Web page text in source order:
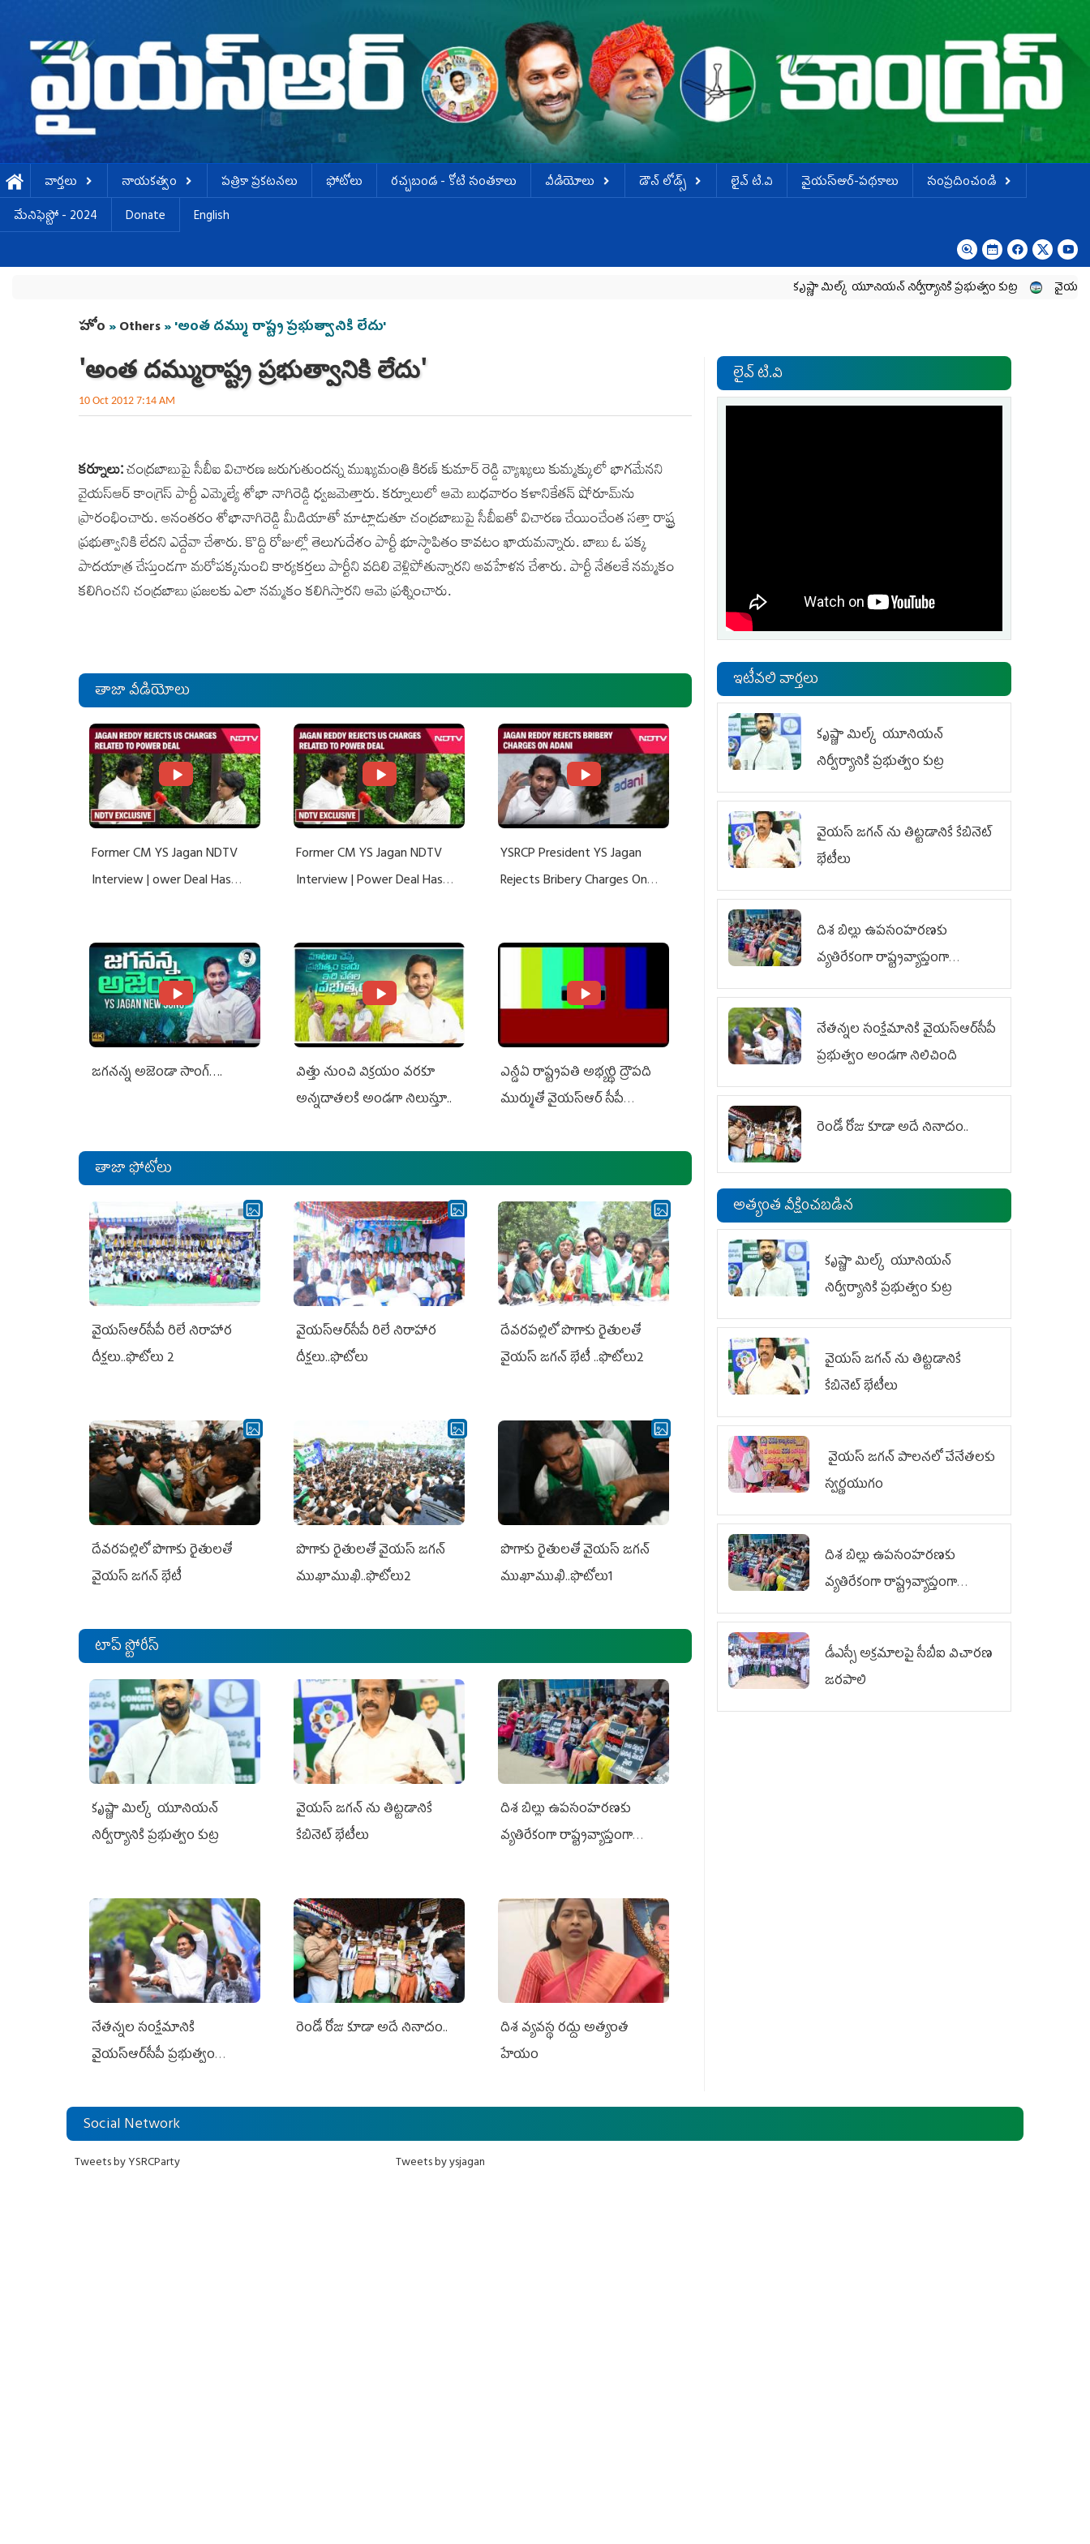
వార్తలు నాయకత్వం పత్రికా ప్రకటనలు ఫోటోలు ర‌చ్చ‌బండ‌ - కోటి సంత‌కాలు వీడియోలు డౌన్ లోడ్స్ లైవ్ టి.వి వైయస్ఆర్-పథకాలు
సంప్రదించండి
మేనిఫెస్టో - 2024
Donate English
కృష్ణా మిల్క్‌ యూనియన్‌ నిర్వీర్యానికి ప్రభుత్వం కుట్ర వైయ‌స్ జగన్‌ ను
You are here
హోం »Others» 'అంత దమ్ము రాష్ట్ర ప్రభుత్వానికి లేదు'
'అంత దమ్ము రాష్ట్ర ప్రభుత్వానికి లేదు'
10 Oct 2012 7:14 AM
కర్నూలు:చంద్రబాబుపై సీబీఐ విచారణ జరుగుతుందన్న ముఖ్యమంత్రి కిరణ్ కుమార్ రెడ్డి వ్యాఖ్యలు కుమ్మక్కులో భాగమేనని
వైయస్ఆర్ కాంగ్రెస్ పార్టీ ఎమ్మెల్యే శోభా నాగిరెడ్డి ధ్వజమెత్తారు. కర్నూలులో ఆమె బుధవారం కళానికేతన్ షోరూమ్‌ను
ప్రారంభించారు. అనంతరం శోభానాగిరెడ్డి మీడియాతో మాట్లాడుతూ చంద్రబాబుపై సీబీఐతో విచారణ చేయించేంత సత్తా రాష్ట్ర
ప్రభుత్వానికి లేదని ఎద్దేవా చేశారు. కొద్ది రోజుల్లో తెలుగుదేశం పార్టీ భూస్థాపితం కావటం ఖాయమన్నారు. బాబు ఓ పక్క
పాదయాత్ర చేస్తుండగా మరోపక్కనుంచి కార్యకర్తలు పార్టీని వదిలి వెళ్లిపోతున్నారని అవహేళన చేశారు. పార్టీ నేతలకే నమ్మకం
కలిగించని చంద్రబాబు ప్రజలకు ఎలా నమ్మకం కలిగిస్తారని ఆమె ప్రశ్నించారు.
తాజా వీడియోలు
Former CM YS Jagan NDTV
Interview | ower Deal Has
Former CM YS Jagan NDTV
Interview | Power Deal Has
YSRCP President YS Jagan
Rejects Bribery Charges On
జగనన్న అజెండా సాంగ్….
విత్తు నుంచి విక్రయం వరకూ
అన్నదాతలకి అండగా నిలుస్తూ..
ఎన్డీఏ రాష్ట్ర‌ప‌తి అభ్య‌ర్థి ద్రౌప‌ది
ముర్ముతో వైయ‌స్ఆర్ సీపీ
ఎమ్మెల్యేలు, ఎంపీల స‌మావేశం
తాజా ఫోటోలు
వైయ‌స్ఆర్‌సీపీ రిలే నిరాహార
దీక్షలు..ఫొటోలు 2
వైయ‌స్ఆర్‌సీపీ రిలే నిరాహార
దీక్షలు..ఫొటోలు
దేవరపల్లిలో పొగాకు రైతులతో
వైయస్ జగన్ భేటీ ..ఫొటోలు2
దేవరపల్లిలో పొగాకు రైతులతో
వైయస్ జగన్ భేటీ
పొగాకు రైతుల‌తో వైయ‌స్ జ‌గ‌న్
ముఖాముఖి..ఫొటోలు2
పొగాకు రైతుల‌తో వైయ‌స్ జ‌గ‌న్
ముఖాముఖి..ఫొటోలు1
టాప్ స్టోరీస్
కృష్ణా మిల్క్‌ యూనియన్‌
నిర్వీర్యానికి ప్రభుత్వం కుట్ర
వైయ‌స్ జగన్‌ ను తిట్టడానికే
కేబినెట్‌ భేటీలు
దిశ బిల్లు ఉపసంహరణకు
వ్యతిరేకంగా రాష్ట్రవ్యాప్తంగా
నేతన్నల సంక్షేమానికి
వైయ‌స్ఆర్‌సీపీ ప్రభుత్వం
రెండో రోజు కూడా అదే నినాదం..
దిశ వ్యవస్థ రద్దు అత్యంత
హేయం
లైవ్ టి.వి
ఇటీవలి వార్తలు
కృష్ణా మిల్క్‌ యూనియన్‌
నిర్వీర్యానికి ప్రభుత్వం కుట్ర
వైయ‌స్ జగన్‌ ను తిట్టడానికే కేబినెట్‌
భేటీలు
దిశ బిల్లు ఉపసంహరణకు
వ్యతిరేకంగా రాష్ట్రవ్యాప్తంగా
వైయ‌స్ఆర్‌సీపీ మహిళా విభాగం
నేతన్నల సంక్షేమానికి వైయ‌స్ఆర్‌సీపీ
ప్రభుత్వం అండగా నిలిచింది
రెండో రోజు కూడా అదే నినాదం..
అత్యంత వీక్షించబడిన
కృష్ణా మిల్క్‌ యూనియన్‌
నిర్వీర్యానికి ప్రభుత్వం కుట్ర
వైయ‌స్ జగన్‌ ను తిట్టడానికే
కేబినెట్‌ భేటీలు
వైయ‌స్ జగన్ పాలనలో చేనేతలకు
స్వర్ణయుగం
దిశ బిల్లు ఉపసంహరణకు
వ్యతిరేకంగా రాష్ట్రవ్యాప్తంగా
వైయ‌స్ఆర్‌సీపీ మహిళా విభాగం
డీఎస్సీ అక్రమాలపై సీబీఐ విచారణ
జరపాలి
Social Network
Tweets by YSRCParty Tweets by ysjagan